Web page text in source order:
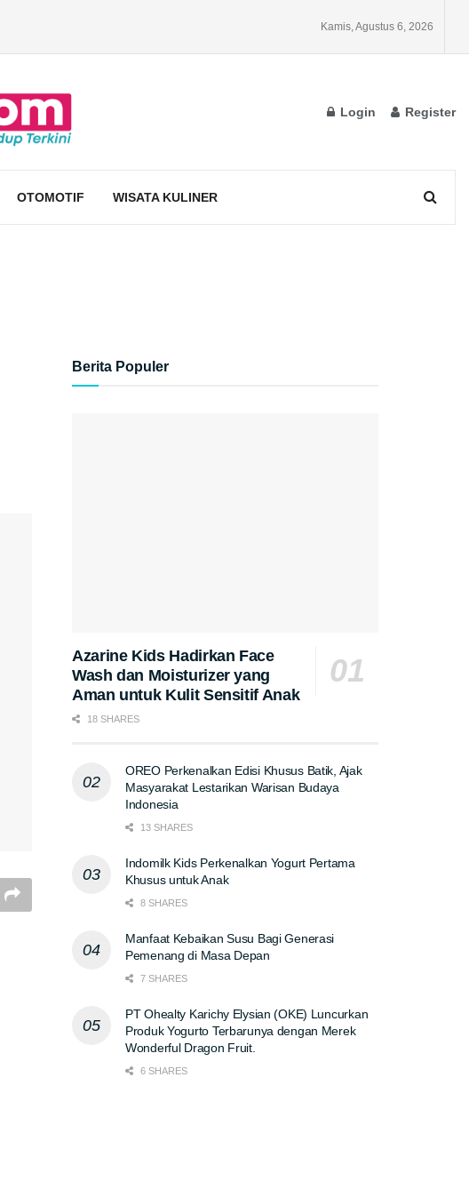
Kamis, Agustus 6, 2026
Login Register
OTOMOTIF WISATA KULINER
Berita Populer
Azarine Kids Hadirkan Face
Wash dan Moisturizer yang
Aman untuk Kulit Sensitif Anak
18 SHARES
OREO Perkenalkan Edisi Khusus Batik, Ajak
Masyarakat Lestarikan Warisan Budaya
Indonesia
13 SHARES
Indomilk Kids Perkenalkan Yogurt Pertama
Khusus untuk Anak
8 SHARES
Manfaat Kebaikan Susu Bagi Generasi
Pemenang di Masa Depan
7 SHARES
PT Ohealty Karichy Elysian (OKE) Luncurkan
Produk Yogurto Terbarunya dengan Merek
Wonderful Dragon Fruit.
6 SHARES